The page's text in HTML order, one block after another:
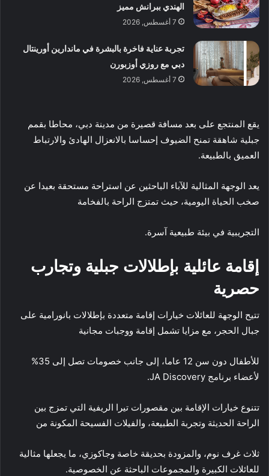
الهندي ببرانش مميز
7 أغسطس, 2026
تجربة عناية فاخرة بالبشرة في ماندارين أورينتال
دبي مع روزي أوزبورن
7 أغسطس, 2026
يقع المنتجع على بعد مسافة قصيرة من مدينة دبي، محاطا بقمم
جبلية شاهقة تمنح الضيوف إحساسا بالانعزال الهادئ والارتباط
العميق بالطبيعة.
يعد الوجهة المثالية للآباء الباحثين عن استراحة مستحقة بعيدا عن
صخب الحياة اليومية، حيث تمتزج الراحة بالفخامة
التجريبية في بيئة طبيعية آسرة.
إقامة عائلية بإطلالات جبلية وتجارب
حصرية
تتيح الوجهة للعائلات خيارات إقامة متعددة بإطلالات بانورامية على
جبال الحجر، مع مزايا تشمل إقامة ووجبات مجانية
للأطفال دون سن 12 عاما، إلى جانب خصومات تصل إلى 35%
لأعضاء برنامج JA Discovery.
تتنوع خيارات الإقامة بين مقصورات تيرا الريفية التي تمزج بين
الراحة الحديثة وتجربة الطبيعة، والفيلات الفسيحة المكونة من
ثلاث غرف نوم، والمزودة بحديقة خاصة وجاكوزي، ما يجعلها مثالية
للعائلات الكبيرة والمجموعات الباحثة عن الخصوصية.